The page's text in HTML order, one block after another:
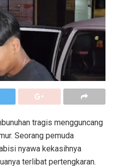
tragis mengguncang
Seorang pemuda
nyawa kekasihnya
terlibat pertengkaran.